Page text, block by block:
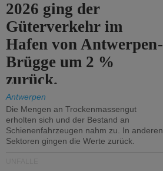
2026 ging der
Güterverkehr im
Hafen von Antwerpen-
Brügge um 2 %
zurück.
Antwerpen
Die Mengen an Trockenmassengut
erholten sich und der Bestand an
Schienenfahrzeugen nahm zu. In anderen
Sektoren gingen die Werte zurück.